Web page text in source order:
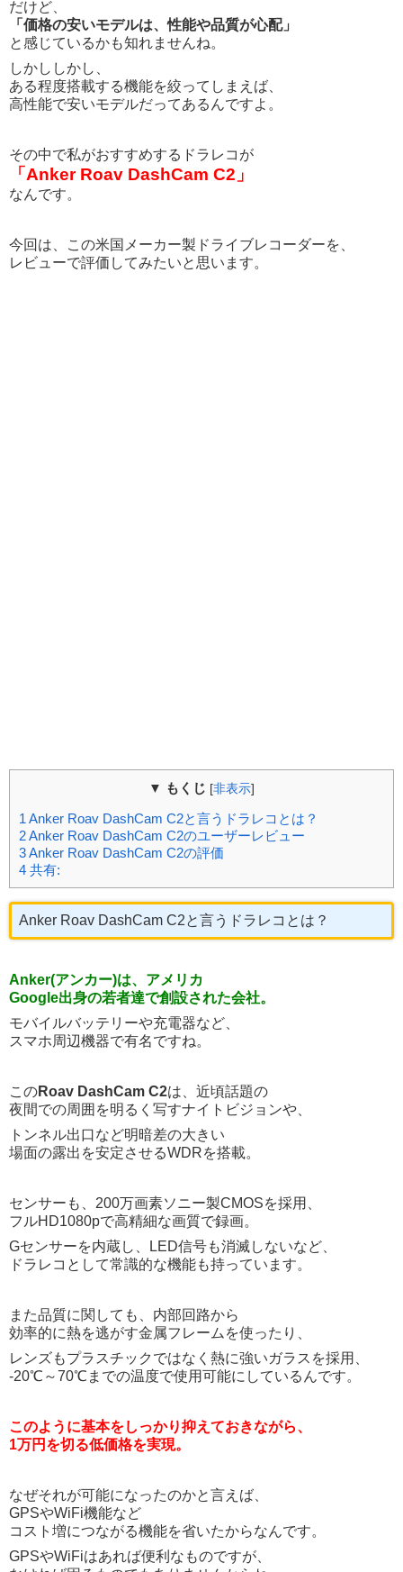
だけど、
「価格の安いモデルは、性能や品質が心配」
と感じているかも知れませんね。
しかししかし、
ある程度搭載する機能を絞ってしまえば、
高性能で安いモデルだってあるんですよ。
その中で私がおすすめするドラレコが
「Anker Roav DashCam C2」
なんです。
今回は、この米国メーカー製ドライブレコーダーを、
レビューで評価してみたいと思います。
▼ もくじ [非表示]
1 Anker Roav DashCam C2と言うドラレコとは？
2Anker Roav DashCam C2のユーザーレビュー
3Anker Roav DashCam C2の評価
4 共有:
Anker Roav DashCam C2と言うドラレコとは？
Anker(アンカー)は、アメリカ
Google出身の若者達で創設された会社。
モバイルバッテリーや充電器など、
スマホ周辺機器で有名ですね。
このRoav DashCam C2は、近頃話題の
夜間での周囲を明るく写すナイトビジョンや、
トンネル出口など明暗差の大きい
場面の露出を安定させるWDRを搭載。
センサーも、200万画素ソニー製CMOSを採用、
フルHD1080pで高精細な画質で録画。
Gセンサーを内蔵し、LED信号も消滅しないなど、
ドラレコとして常識的な機能も持っています。
また品質に関しても、内部回路から
効率的に熱を逃がす金属フレームを使ったり、
レンズもプラスチックではなく熱に強いガラスを採用、
-20℃～70℃までの温度で使用可能にしているんです。
このように基本をしっかり抑えておきながら、
1万円を切る低価格を実現。
なぜそれが可能になったのかと言えば、
GPSやWiFi機能など
コスト増につながる機能を省いたからなんです。
GPSやWiFiはあれば便利なものですが、